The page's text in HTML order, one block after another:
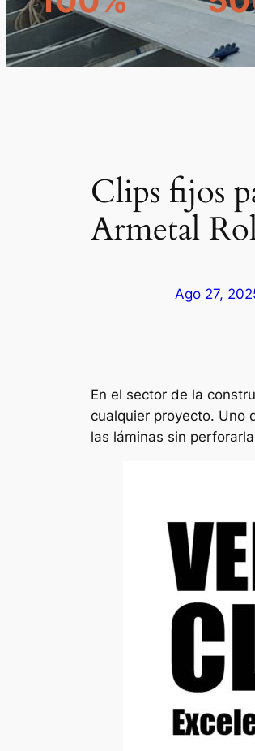
Clips fijos
Armetal
Ago 27,
En el sector de la
cualquier proyecto. Uno
las láminas sin